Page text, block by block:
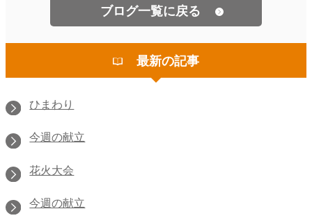
ブログ一覧に戻る
最新の記事
ひまわり
今週の献立
花火大会
今週の献立